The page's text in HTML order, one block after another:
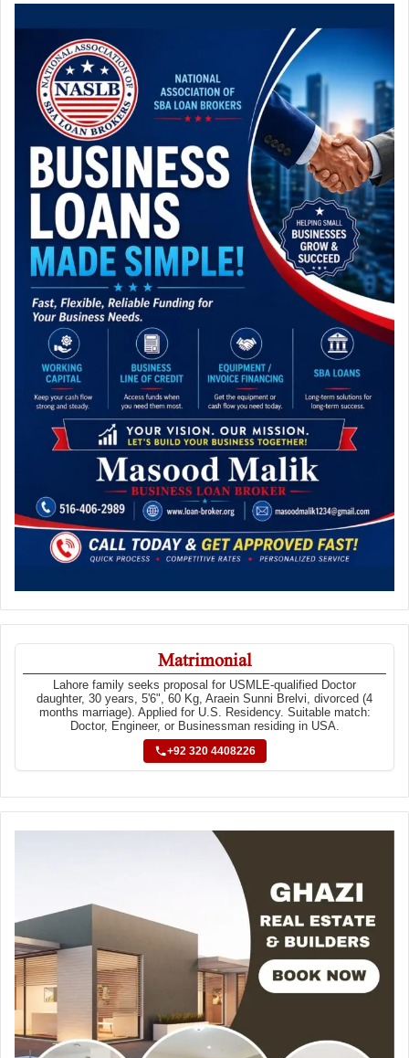
Matrimonial
Lahore family seeks proposal for USMLE-qualified Doctor
daughter, 30 years, 5'6", 60 Kg, Araein Sunni Brelvi, divorced (4
months marriage). Applied for U.S. Residency. Suitable match:
Doctor, Engineer, or Businessman residing in USA.
+92 320 4408226